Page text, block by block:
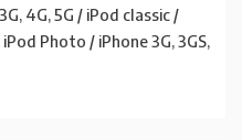
4G, 5G / iPod classic /
Photo / iPhone 3G, 3GS,